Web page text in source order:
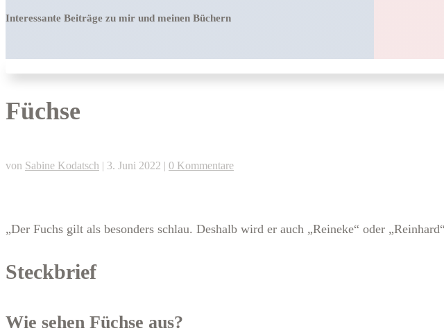
Interessante Beiträge zu mir und meinen Büchern
Füchse
von Sabine Kodatsch | 3. Juni 2022 | 0 Kommentare
„Der Fuchs gilt als besonders schlau. Deshalb wird er auch „Reineke“ oder
Steckbrief
Wie sehen Füchse aus?